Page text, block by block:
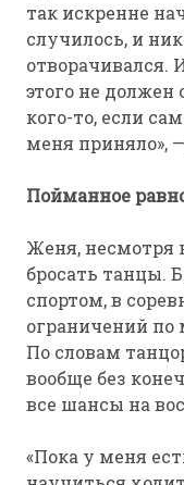
так искренне
случилось, и
отворачивался.
этого не должен
кого-то, если
меня приняло»,
Пойманное
Женя, несмотря
бросать танцы.
спортом, в
ограничений
По словам
вообще без
все шансы на
«Пока у меня